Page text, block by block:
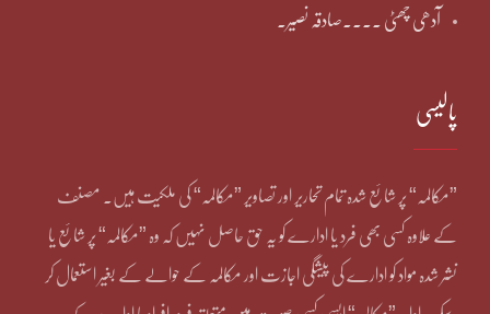
آدھی چھٹی ۔۔۔۔صادقہ نصیر۔
پالیسی
”مکالمہ“ پر شائع شدہ تمام تحاریر اور تصاویر ”مکالمہ“ کی ملکیت ہیں۔ مصنف
کے علاوہ کسی بھی فرد یا ادارے کو یہ حق حاصل نہیں کہ وہ ”مکالمہ“ پر شائع یا
نشر شدہ مواد کو ادارے کی پیشگی اجازت اور مکالمہ کے حوالے کے بغیر استعمال کر